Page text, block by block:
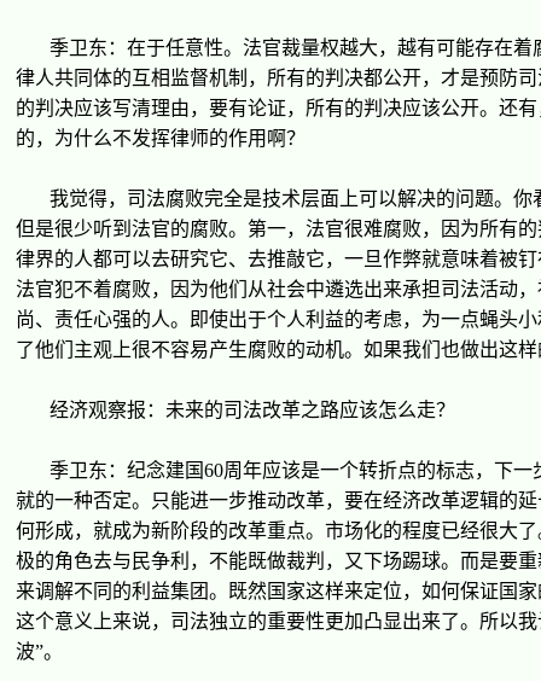
季卫东 ：在于任意性。法官裁量权越大，越有可能存在着
律人共同体的互相 监督机制，所有的判决都公开，才是预 防
的判决应该写清理由，要有论证，所有的判决应该公开。 还有
的， 为什么不发挥律师的作用啊？
我觉得，司法腐败完全是技术层面上可以解决的问题。你
但是很少听到法官的腐败。第一，法官很难腐败，因 为所有
律界的人都可以去研究它、去推敲它，一旦作弊就意味着被钉
法官犯不着腐败，因 为他们 从社会中遴选出来承担司法活动，
尚、 责任心强的人。即使出于个人利益的考虑， 为一点蝇头小
了他们 主观上很不容易产生腐败的动机。如果我们 也做出这样
经济观察报 ：未来的司法改革之路应该怎么走？
季卫东 ： 纪念建国60周年应该是一个转折点的标志，下一
就的一种否定。只能进一步推动改革，要在经济改革逻辑的延
何形成，就成为新阶段的改革重点。市场化的程度已经很大
极的角色去与民争利，不能既做裁判，又下场踢球。而是要
来调解不同的利益集团。既然国家这样来定位，如何保证 国
这个意义 上来说，司法独立的重要性更加凸显出来了。所以我
波”。